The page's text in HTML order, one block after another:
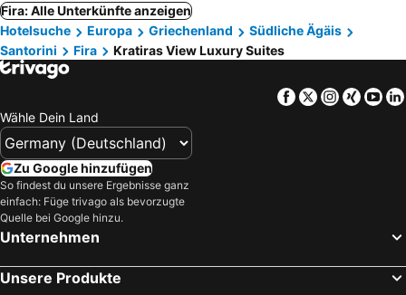
Fira: Alle Unterkünfte anzeigen
Hotelsuche
Europa Griechenland
Südliche Ägäis
Santorini
Fira Kratiras View Luxury Suites
Facebook
TwitterXing
Wähle Dein Land
Zu Google hinzufügen
So findest du unsere Ergebnisse ganz
einfach: Füge trivago als bevorzugte
Quelle bei Google hinzu.
Unternehmen
Unsere Produkte